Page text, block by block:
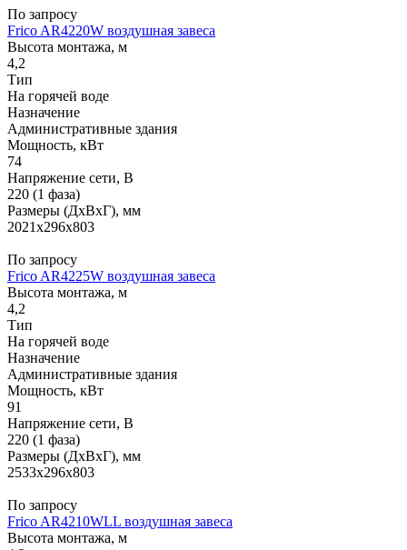
По запросу
Frico AR4220W воздушная завеса
Высота монтажа, м
4,2
Тип
На горячей воде
Назначение
Административные здания
Мощность, кВт
74
Напряжение сети, В
220 (1 фаза)
Размеры (ДхВхГ), мм
2021x296x803
По запросу
Frico AR4225W воздушная завеса
Высота монтажа, м
4,2
Тип
На горячей воде
Назначение
Административные здания
Мощность, кВт
91
Напряжение сети, В
220 (1 фаза)
Размеры (ДхВхГ), мм
2533x296x803
По запросу
Frico AR4210WLL воздушная завеса
Высота монтажа, м